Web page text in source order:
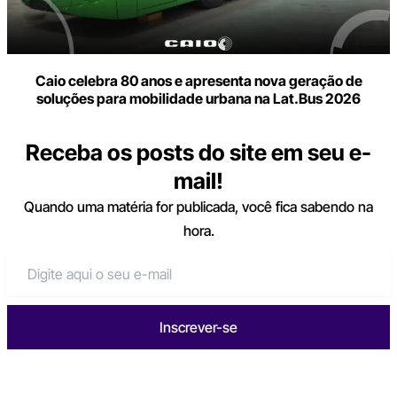
Caio celebra 80 anos e apresenta nova geração de
soluções para mobilidade urbana na Lat.Bus 2026
Receba os posts do site em seu e-
mail!
Quando uma matéria for publicada, você fica sabendo na
hora.
Inscrever-se